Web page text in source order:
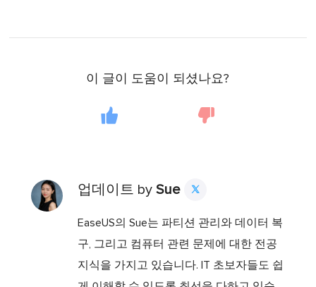
이 글이 도움이 되셨나요?
업데이트 bySue 
EaseUS의 Sue는 파티션 관리와 데이터 복
구, 그리고 컴퓨터 관련 문제에 대한 전공
지식을 가지고 있습니다. IT 초보자들도 쉽